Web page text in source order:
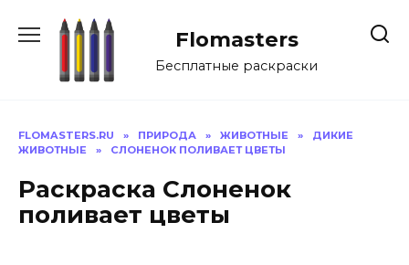
Flomasters
Бесплатные раскраски
FLOMASTERS.RU » ПРИРОДА » ЖИВОТНЫЕ »
ДИКИЕ
ЖИВОТНЫЕ
» СЛОНЕНОК ПОЛИВАЕТ ЦВЕТЫ
Раскраска Слоненок
поливает цветы